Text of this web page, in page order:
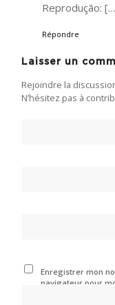
Reprodução:
Répondre
Laisser un
Rejoindre la
N’hésitez pas à
Enregistrer mon
navigateur pour